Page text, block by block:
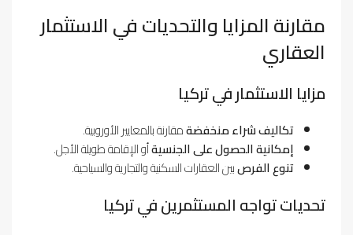
مقارنة المزايا والتحديات في الاستثمار
العقاري
مزايا الاستثمار في تركيا
تكاليف شراء منخفضةمقارنة بالمعايير الأوروبية.
إمكانية الحصول على الجنسيةأو الإقامة طويلة الأجل.
تنوع الفرصبين العقارات السكنية والتجارية والسياحية.
تحديات تواجه المستثمرين في تركيا